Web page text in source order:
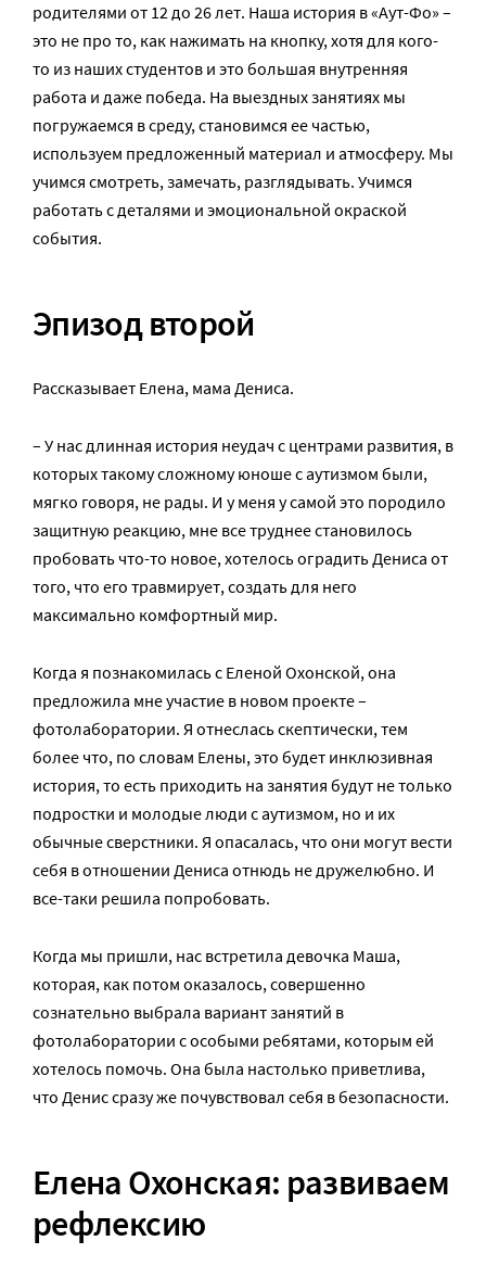
родителями от 12 до 26 лет. Наша история в «Аут-Фо» –
это не про то, как нажимать на кнопку, хотя для кого-
то из наших студентов и это большая внутренняя
работа и даже победа. На выездных занятиях мы
погружаемся в среду, становимся ее частью,
используем предложенный материал и атмосферу. Мы
учимся смотреть, замечать, разглядывать. Учимся
работать с деталями и эмоциональной окраской
события.
Эпизод второй
Рассказывает Елена, мама Дениса.
– У нас длинная история неудач с центрами развития, в
которых такому сложному юноше с аутизмом были,
мягко говоря, не рады. И у меня у самой это породило
защитную реакцию, мне все труднее становилось
пробовать что-то новое, хотелось оградить Дениса от
того, что его травмирует, создать для него
максимально комфортный мир.
Когда я познакомилась с Еленой Охонской, она
предложила мне участие в новом проекте –
фотолаборатории. Я отнеслась скептически, тем
более что, по словам Елены, это будет инклюзивная
история, то есть приходить на занятия будут не только
подростки и молодые люди с аутизмом, но и их
обычные сверстники. Я опасалась, что они могут вести
себя в отношении Дениса отнюдь не дружелюбно. И
все-таки решила попробовать.
Когда мы пришли, нас встретила девочка Маша,
которая, как потом оказалось, совершенно
сознательно выбрала вариант занятий в
фотолаборатории с особыми ребятами, которым ей
хотелось помочь. Она была настолько приветлива,
что Денис сразу же почувствовал себя в безопасности.
Елена Охонская: развиваем
рефлексию